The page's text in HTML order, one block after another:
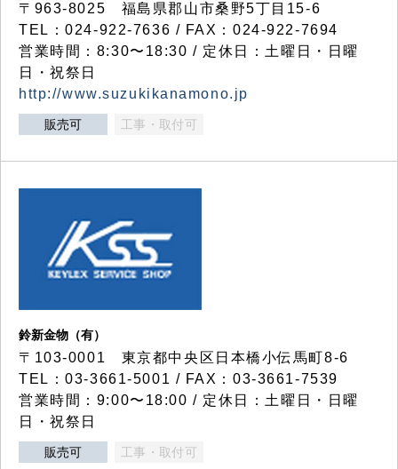
〒963-8025 福島県郡山市桑野5丁目15-6
TEL：024-922-7636 / FAX：024-922-7694
営業時間：8:30〜18:30 / 定休日：土曜日・日曜
日・祝祭日
http://www.suzukikanamono.jp
販売可 工事・取付可
鈴新金物（有）
〒103-0001 東京都中央区日本橋小伝馬町8-6
TEL：03-3661-5001 / FAX：03-3661-7539
営業時間：9:00〜18:00 / 定休日：土曜日・日曜
日・祝祭日
販売可 工事・取付可